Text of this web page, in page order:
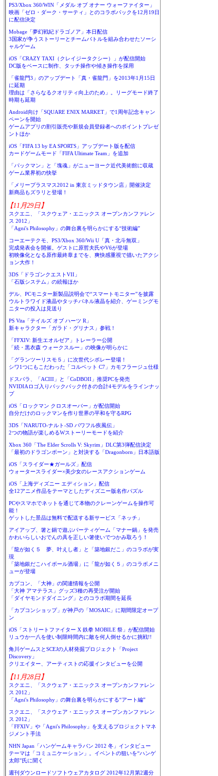
PS3/Xbox 360/WIN「メダル オブ オナー ウォーファイター」
映画「ゼロ・ダーク・サーティ」とのコラボパックを12月19日
に配信決定
Mobage「夢幻戦紀ドラゴノア」本日配信
3国家が争うストーリーとチームバトルを組み合わせたソーシ
ャルゲーム
iOS「CRAZY TAXI（クレイジータクシー）」が配信開始
DC版をベースに制作、タッチ操作や傾き操作を採用
「雀龍門3」のアップデート「真・雀龍門」を2013年1月15日
に延期
理由は「さらなるクオリティ向上のため」。リーグモード終了
時期も延期
Android向け「SQUARE ENIX MARKET」で1周年記念キャン
ペーンを開始
ゲームアプリの割引販売や新規会員登録者へのポイントプレゼ
ントほか
iOS「FIFA 13 by EA SPORTS」アップデート版を配信
カードゲームモード「FIFA Ultimate Team」を追加
「パックマン」と「塊魂」がニューヨーク近代美術館に収蔵
ゲーム業界初の快挙
「メリープラスマス2012 in 東京ミッドタウン店」開催決定
新商品もズラリと登場！
【11月29日】
スクエニ、「スクウェア・エニックス オープンカンファレン
ス 2012」
「Agni's Philosophy」の舞台裏を明らかにする“技術編”
コーエーテクモ、PS3/Xbox 360/Wii U「真・北斗無双」
完成発表会を開催。ゲストに原哲夫氏やV6が登場
初映像化となる原作最終章までを、爽快感重視で描いたアクシ
ョン大作！
3DS「ドラゴンクエストVII」
「石版システム」の続報ほか
デル、PCモニター新製品説明会で“スマートモニター”を披露
ウルトラワイド液晶やタッチパネル液晶を紹介、ゲーミングモ
ニターの投入は見送り
PS Vita「テイルズ オブ ハーツ R」
新キャラクター「ガラド・グリナス」参戦！
「FFXIV: 新生エオルゼア」トレーラー公開
「続・黒衣森 ウォークスルー」の映像が明らかに
「グランツーリスモ５」に次世代シボレー登場！
シワ1つにもこだわった「コルベット C7」カモフラージュ仕様
ドスパラ、「ACIII」と「CoDBOII」推奨PCを発売
NVIDIAロゴ入りバックパック付きの合計4モデルをラインナッ
プ
iOS「ロックマン クロスオーバー」が配信開始
自分だけのロックマンを作り世界の平和を守るRPG
3DS「NARUTO-ナルト-SD パワフル疾風伝」
2つの物語が楽しめるWストーリーモードを紹介
Xbox 360「The Elder Scrolls V: Skyrim」DLC第3弾配信決定
「最初のドラゴンボーン」と対決する「Dragonborn」日本語版
iOS「スライダー★ガールズ」配信
ウォータースライダー×美少女のレースアクションゲーム
iOS「上海ディズニー エディション」配信
全12アニメ作品をテーマとしたディズニー版名作パズル
PCやスマホでネットを通じて本物のクレーンゲームを操作可
能！
ゲットした景品は無料で配送する新サービス「ネッチ」
アイアップ、箸と鍋で遊ぶパーティゲーム「マナー鍋」を発売
かわいらしいおでんの具を正しい箸使いでつかみ取ろう！
「龍が如く５ 夢、叶えし者」と「築地銀だこ」のコラボが実
現
「築地銀だこハイボール酒場」に「龍が如く５」のコラボメニ
ューが登場
カプコン、「大神」の関連情報を公開
「大神 アマテラス」グッズ3種の再受注が開始
「ダイヤモンドダイニング」とのコラボ期間を延長
「カプコンショップ」が神戸の「MOSAIC」に期間限定オープ
ン
iOS「ストリートファイター X 鉄拳 MOBILE 祭」が配信開始
リュウか一八を使い制限時間内に敵を何人倒せるかに挑戦!!
角川ゲームスとSCEJの人材発掘プロジェクト「Project
Discovery」
クリエイター、アーティストの応援インタビューを公開
【11月28日】
スクエニ、「スクウェア・エニックス オープンカンファレン
ス 2012」
「Agni's Philosophy」の舞台裏を明らかにする“アート編”
スクエニ、「スクウェア・エニックス オープンカンファレン
ス 2012」
「FFXIV」や「Agni's Philosophy」を支えるプロジェクトマネ
ジメント手法
NHN Japan「ハンゲームキャラバン 2012 冬」インタビュー
テーマは「コミュニケーション」。イベントの狙いを“ハンゲ
太郎”氏に聞く
週刊ダウンロードソフトウェアカタログ 2012年12月第2週分